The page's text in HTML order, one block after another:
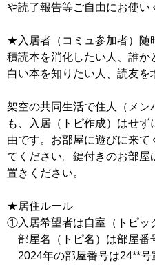
や読了報告等ご自由にお使い
★入居者（コミュ参加者）随
積読本を消化したい人、誰
白い本を知りたい人、読友を
架空の共同生活で住人（メン
も、入居（トピ作成）はせ
由です。お部屋に遊びに来て
てください。鍵付きのお部
置きください。
★居住ルール
①入居希望者は自室（トピッ
部屋名（トピ名）は部屋番
2024年の部屋番号は24**号